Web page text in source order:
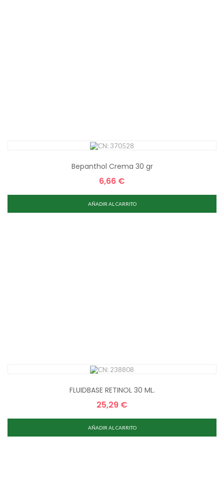
Bepanthol Crema 30 gr
Precio
6,66 €
AÑADIR AL CARRITO
FLUIDBASE RETINOL 30 ML.
Precio
25,29 €
AÑADIR AL CARRITO